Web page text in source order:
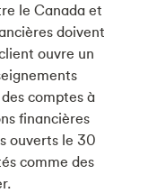
le Canada et
doivent
ouvre un
comptes à
financières
ouverts le 30
comme des